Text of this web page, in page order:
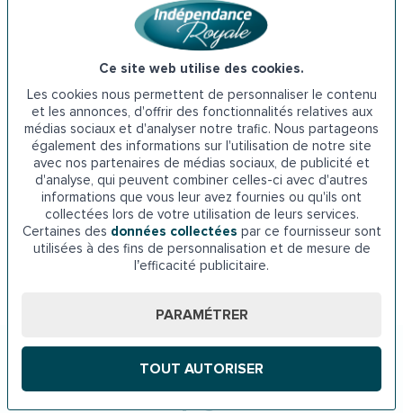
Ce site web utilise des cookies.
Les cookies nous permettent de personnaliser le contenu
et les annonces, d'offrir des fonctionnalités relatives aux
médias sociaux et d'analyser notre trafic. Nous partageons
également des informations sur l'utilisation de notre site
avec nos partenaires de médias sociaux, de publicité et
d'analyse, qui peuvent combiner celles-ci avec d'autres
informations que vous leur avez fournies ou qu'ils ont
collectées lors de votre utilisation de leurs services.
Certaines des données collectées par ce fournisseur sont
utilisées à des fins de personnalisation et de mesure de
l’efficacité publicitaire.
PARAMÉTRER
TOUT AUTORISER
Numéro 1 de l’aménagement du domicile senior
avec plus de 100 000 clients satisfaits.
+ de 9 clients sur 10 convaincus par la qualité de nos
services.
✔️Recommandé par les experts de santéet reconnu
par les médias spécialisés.
Nos installateurs interviennent dans
toute la région de Perpignan :
Canet-en-Roussillon, Saint-Estève, Cabestany, Rivesaltes,
Argelès-sur-Mer, Le Boulou, Thuir, et bien d’autres localités
Pyrénées-Orientales.
Adaptez votre logement à
Perpignan